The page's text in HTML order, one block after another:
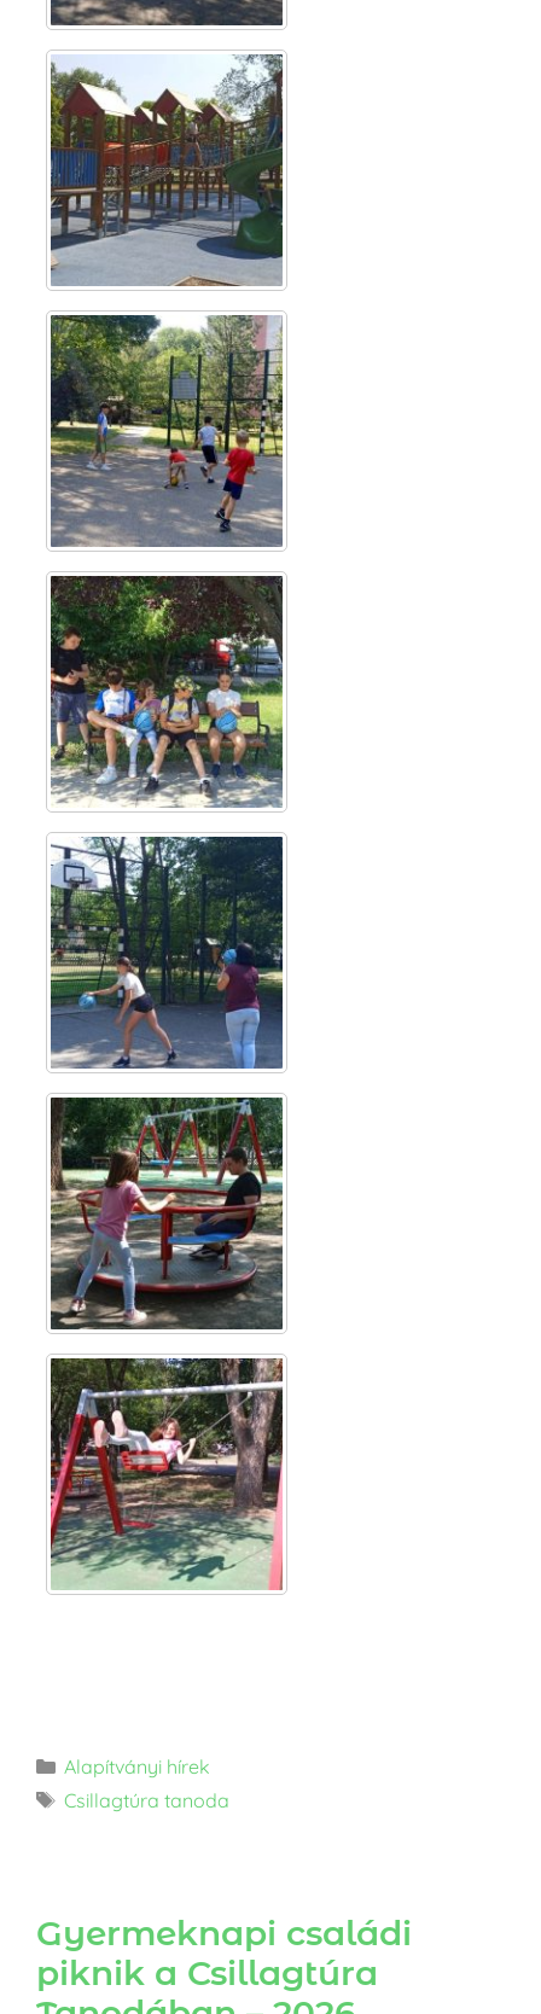
Alapítványi hírek
Csillagtúra tanoda
Gyermeknapi családi
piknik a Csillagtúra